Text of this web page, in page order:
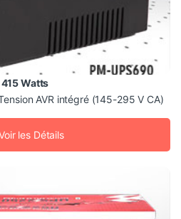
Watts
AVR intégré (145-295 V CA)
les Détails